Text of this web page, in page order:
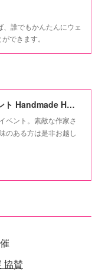
誰でもかんたんにウェ
できます。
大阪ハンドメイドイベント Handmade HanaMarche
ベント。素敵な作家さ
のある方は是非お越し
協賛